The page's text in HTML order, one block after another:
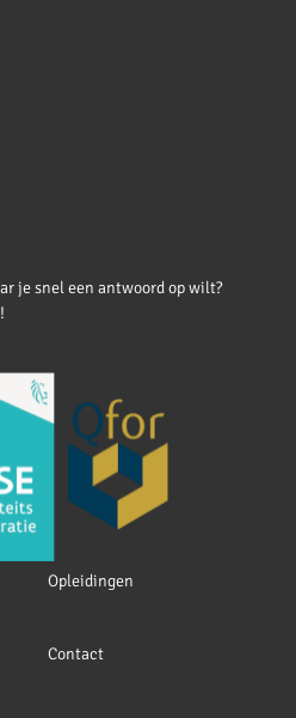
Opleidingen
Contact
je snel een antwoord op wilt?